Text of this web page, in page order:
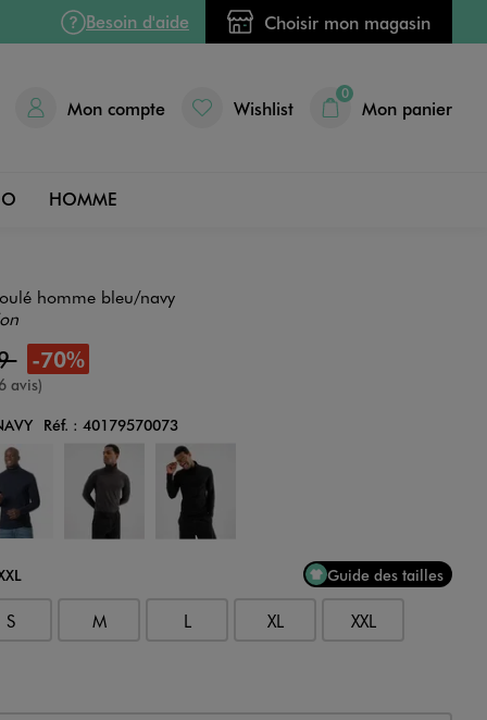
Besoin d'aide Choisir mon magasin
Mon compte Wishlist
0
Mon panier
HOMME
homme bleu/navy
-70%
avis)
Réf. : 40179570073
Guide des tailles
S M L XL XXL